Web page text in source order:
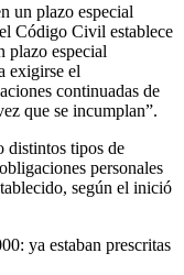
un plazo especial
Código Civil establece
plazo especial
exigirse el
continuadas de
que se incumplan”.
tipos de
personales
según el inició
ya estaban prescritas